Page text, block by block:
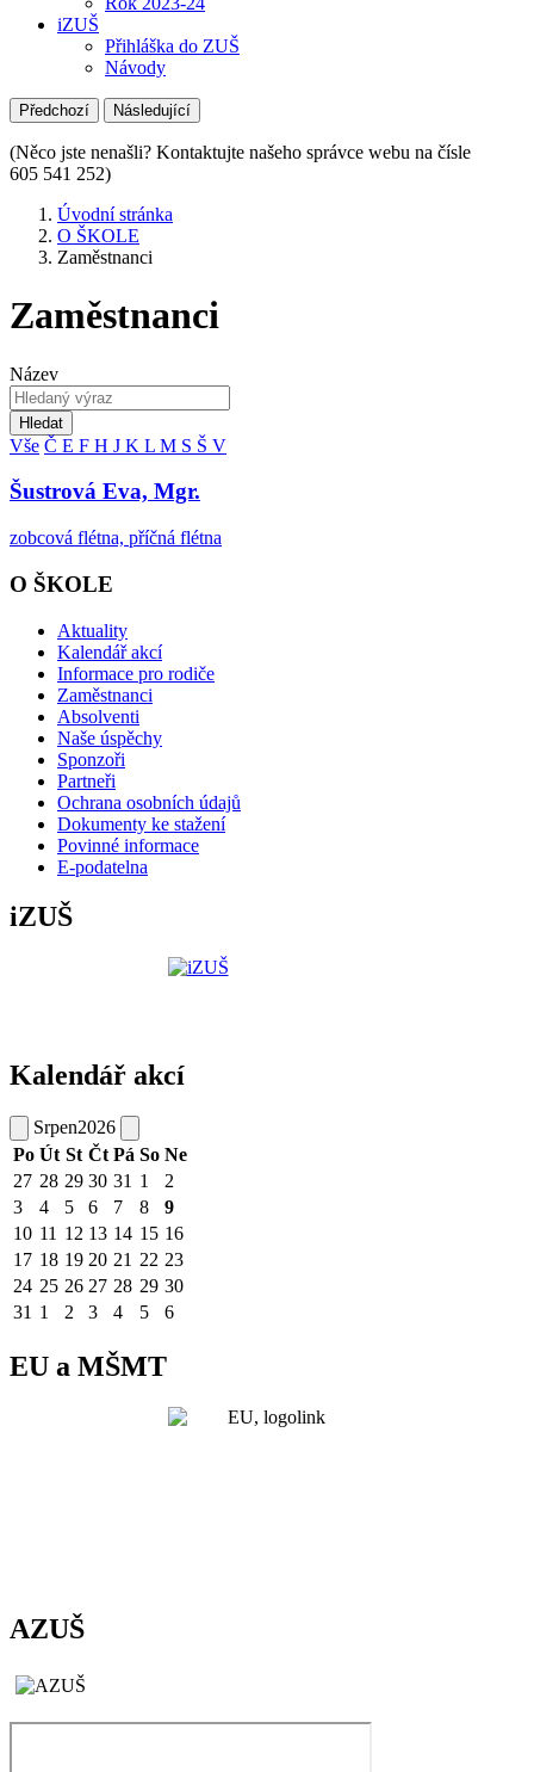
iZUŠ
Přihláška do ZUŠ
Návody
Předchozí Následující
(Něco jste nenašli? Kontaktujte našeho správce webu na čísle
605 541 252)
Úvodní stránka
O ŠKOLE
Zaměstnanci
Zaměstnanci
Název
Hledat
Vše Č E F H J K L M S Š V
Šustrová Eva, Mgr.
zobcová flétna, příčná flétna
O ŠKOLE
Aktuality
Kalendář akcí
Informace pro rodiče
Zaměstnanci
Absolventi
Naše úspěchy
Sponzoři
Partneři
Ochrana osobních údajů
Dokumenty ke stažení
Povinné informace
E-podatelna
iZUŠ
Kalendář akcí
Srpen2026
Po Út St Čt Pá So Ne
27 28 29 30 31 1
2
3
4 5 6 7 8
9
10 11 12 13 14 15 16
17 18 19 20 21 22 23
24 25 26 27 28 29 30
31 1 2 3 4 5 6
EU a MŠMT
AZUŠ